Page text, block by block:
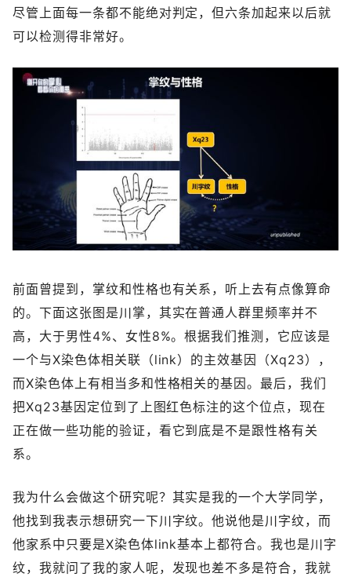
尽管上面每一条都不能绝对判定，但六条加起来以后就
可以检测得非常好。
前面曾提到，掌纹和性格也有关系，听上去有点像算命
的。下面这张图是川掌，其实在普通人群里频率并不
高，大于男性4%、女性8%。根据我们推测，它应该是
一个与X染色体相关联（link）的主效基因（Xq23），
而X染色体上有相当多和性格相关的基因。最后，我们
把Xq23基因定位到了上图红色标注的这个位点，现在
正在做一些功能的验证，看它到底是不是跟性格有关
系。
我为什么会做这个研究呢？其实是我的一个大学同学，
他找到我表示想研究一下川字纹。他说他是川字纹，而
他家系中只要是X染色体link基本上都符合。我也是川字
纹，我就问了我的家人呢，发现也差不多是符合，我就